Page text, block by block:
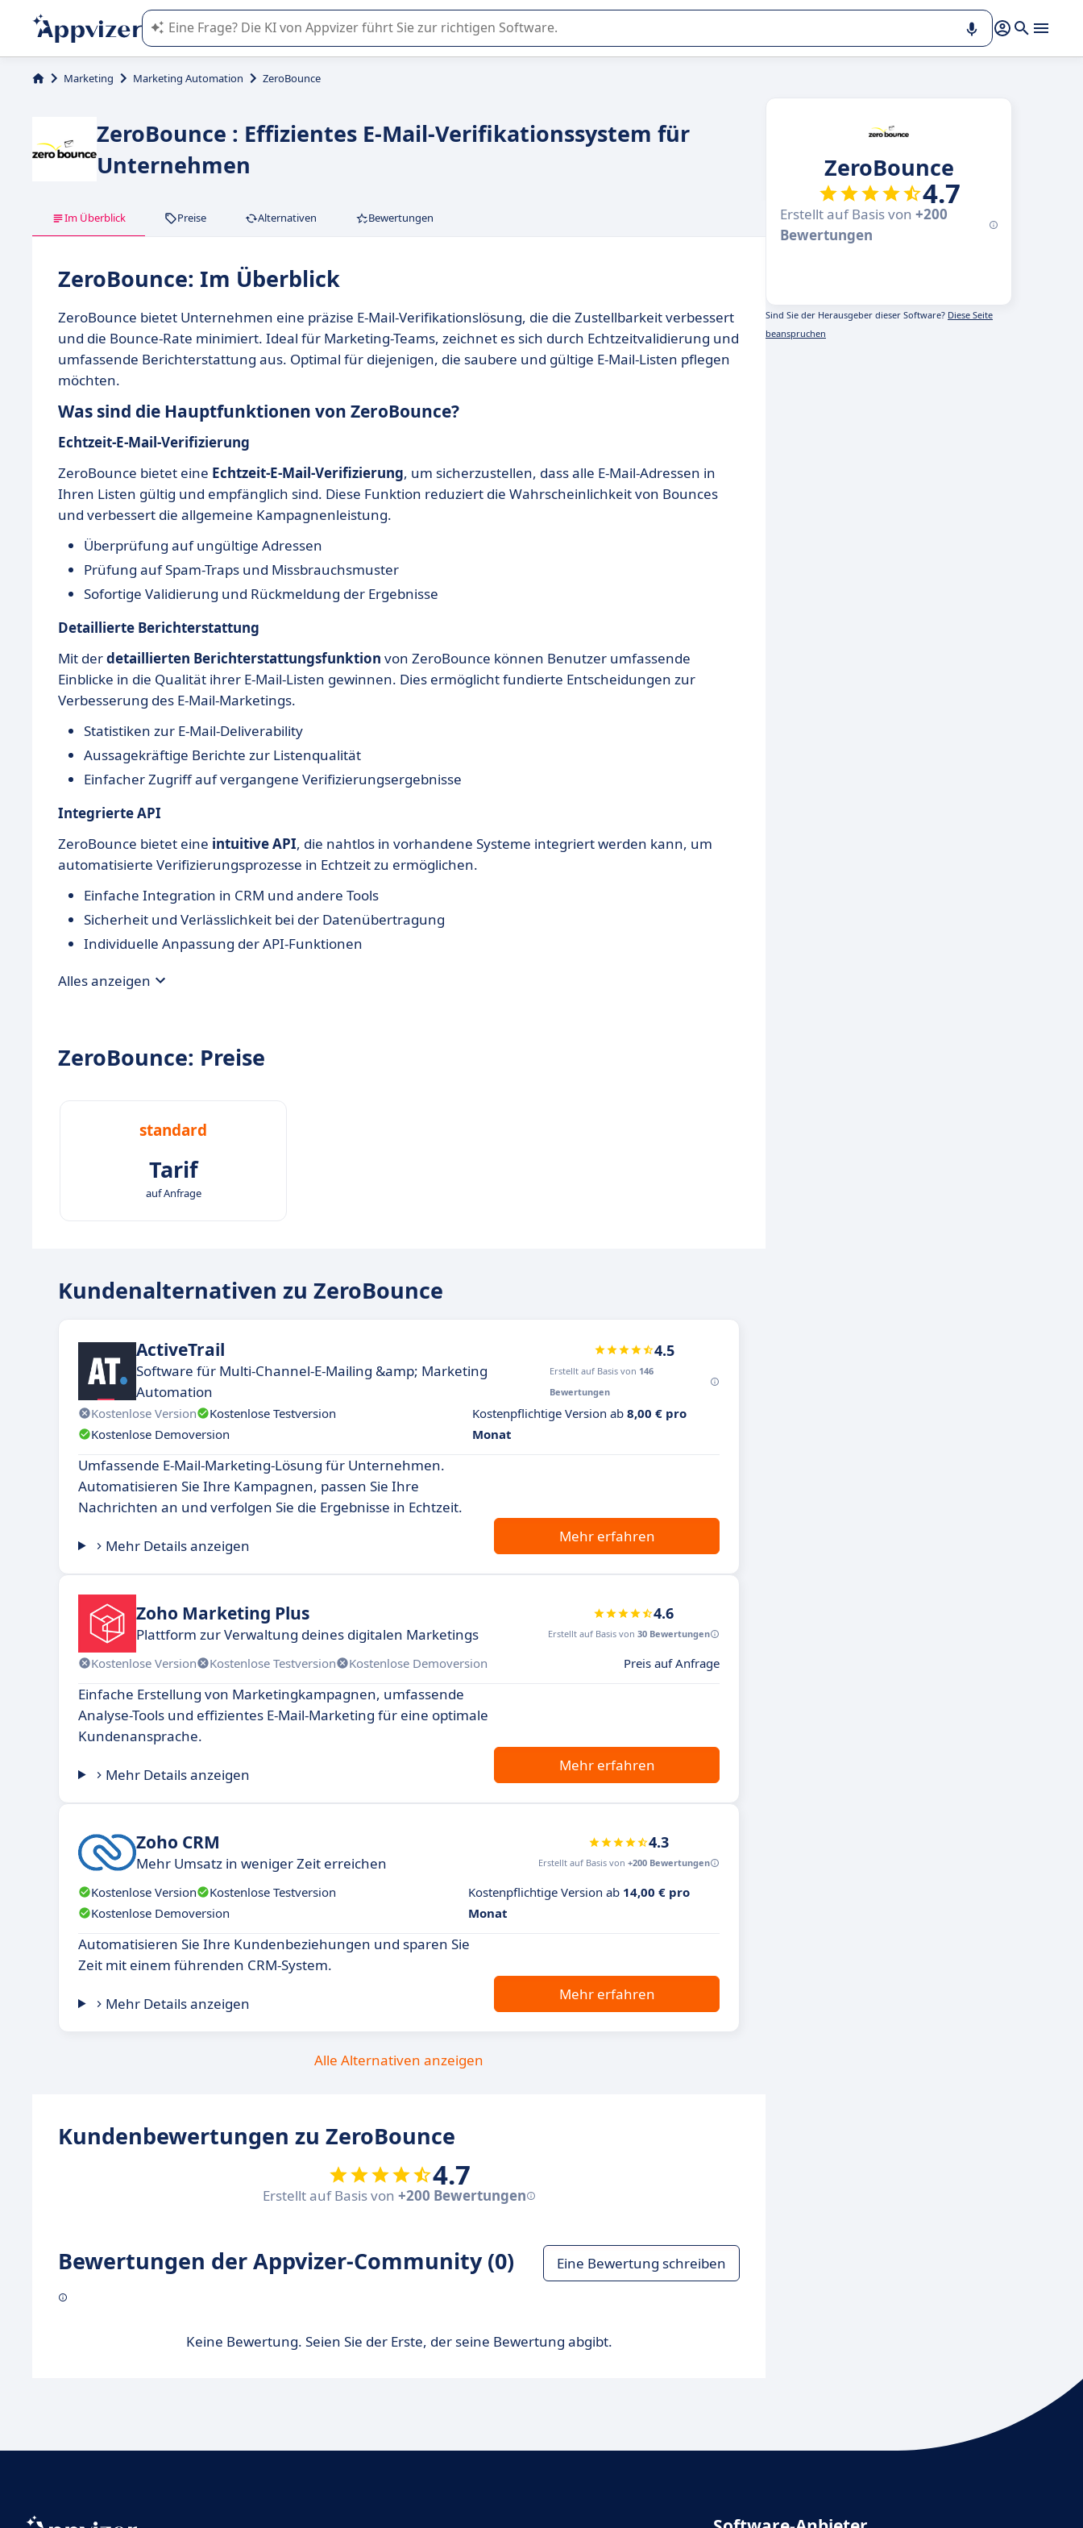
Die KI von Appvizer führt Sie bei der Nutzung oder Auswahl von SaaS-Software in Unternehmen.
Marketing Marketing Automation ZeroBounce
ZeroBounce : Effizientes E-Mail-Verifikationssystem für
Unternehmen
Im Überblick Preise Alternativen Bewertungen
ZeroBounce: Im Überblick
ZeroBounce bietet Unternehmen eine präzise E-Mail-Verifikationslösung, die die Zustellbarkeit verbessert
und die Bounce-Rate minimiert. Ideal für Marketing-Teams, zeichnet es sich durch Echtzeitvalidierung und
umfassende Berichterstattung aus. Optimal für diejenigen, die saubere und gültige E-Mail-Listen pflegen
möchten.
Was sind die Hauptfunktionen von ZeroBounce?
Echtzeit-E-Mail-Verifizierung
ZeroBounce bietet eine Echtzeit-E-Mail-Verifizierung, um sicherzustellen, dass alle E-Mail-Adressen in
Ihren Listen gültig und empfänglich sind. Diese Funktion reduziert die Wahrscheinlichkeit von Bounces
und verbessert die allgemeine Kampagnenleistung.
Überprüfung auf ungültige Adressen
Prüfung auf Spam-Traps und Missbrauchsmuster
Sofortige Validierung und Rückmeldung der Ergebnisse
Detaillierte Berichterstattung
Mit derdetaillierten Berichterstattungsfunktion von ZeroBounce können Benutzer umfassende
Einblicke in die Qualität ihrer E-Mail-Listen gewinnen. Dies ermöglicht fundierte Entscheidungen zur
Verbesserung des E-Mail-Marketings.
Statistiken zur E-Mail-Deliverability
Aussagekräftige Berichte zur Listenqualität
Einfacher Zugriff auf vergangene Verifizierungsergebnisse
Integrierte API
ZeroBounce bietet eine intuitive API, die nahtlos in vorhandene Systeme integriert werden kann, um
automatisierte Verifizierungsprozesse in Echtzeit zu ermöglichen.
Einfache Integration in CRM und andere Tools
Sicherheit und Verlässlichkeit bei der Datenübertragung
Individuelle Anpassung der API-Funktionen
Alles anzeigen
ZeroBounce: Preise
standard
Tarif
auf Anfrage
Kundenalternativen zu ZeroBounce
ActiveTrail
Software für Multi-Channel-E-Mailing &amp; Marketing
Automation
4.5
Erstellt auf Basis von 146
Bewertungen
Kostenlose Version
Kostenlose Testversion
Kostenlose Demoversion
Kostenpflichtige Version ab 8,00 € pro
Monat
Umfassende E-Mail-Marketing-Lösung für Unternehmen.
Automatisieren Sie Ihre Kampagnen, passen Sie Ihre
Nachrichten an und verfolgen Sie die Ergebnisse in Echtzeit.
Mehr Details anzeigen
Mehr erfahren
Zoho Marketing Plus
Plattform zur Verwaltung deines digitalen Marketings
4.6
Erstellt auf Basis von 30 Bewertungen
Kostenlose Version Kostenlose Testversion Kostenlose Demoversion Preis auf Anfrage
Einfache Erstellung von Marketingkampagnen, umfassende
Analyse-Tools und effizientes E-Mail-Marketing für eine optimale
Kundenansprache.
Mehr Details anzeigen
Mehr erfahren
Zoho CRM
Mehr Umsatz in weniger Zeit erreichen
4.3
Erstellt auf Basis von +200 Bewertungen
Kostenlose Version
Kostenlose Testversion
Kostenlose Demoversion
Kostenpflichtige Version ab 14,00 € pro
Monat
Automatisieren Sie Ihre Kundenbeziehungen und sparen Sie
Zeit mit einem führenden CRM-System.
Mehr Details anzeigen
Mehr erfahren
Alle Alternativen anzeigen
Kundenbewertungen zu ZeroBounce
4.7
Erstellt auf Basis von +200 Bewertungen
Bewertungen der Appvizer-Community (0) Eine Bewertung schreiben
Keine Bewertung. Seien Sie der Erste, der seine Bewertung abgibt.
ZeroBounce
4.7
Erstellt auf Basis von +200
Bewertungen
Sind Sie der Herausgeber dieser Software? Diese Seite
beanspruchen